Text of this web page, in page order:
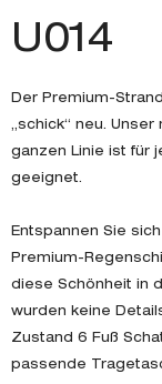
U014
Der Premium-
„schick“ neu.
ganzen Linie ist für
geeignet.
Entspannen Sie
Premium-
diese Schönheit in
wurden keine
Zustand 6 Fuß
passende